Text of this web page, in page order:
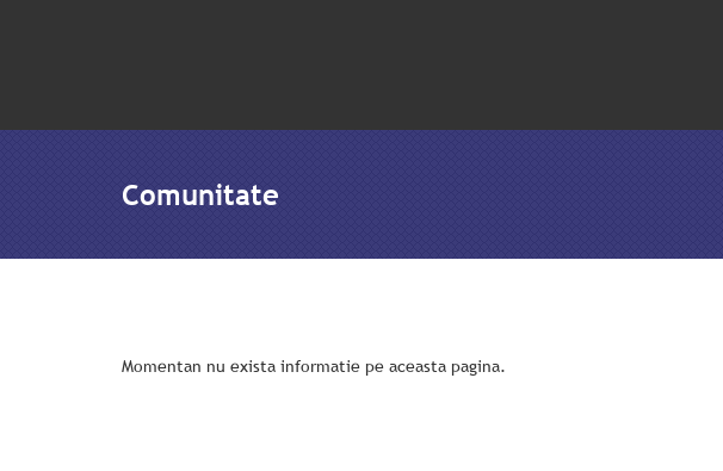
Comunitate
Momentan nu exista informatie pe aceasta pagina.